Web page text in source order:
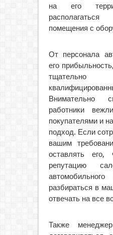
на его
располагаться
помещения с
От персонала
его
Внимательно
работники
покупателями и
подход. Если
вашим
оставлять его,
репутацию
разбираться в
отвечать на все
Также